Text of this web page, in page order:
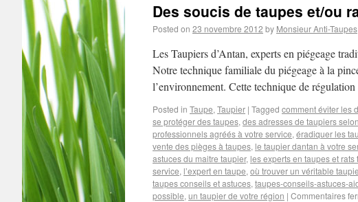
Des soucis de taupes et/ou
Posted on 23 novembre 2012 by Monsieur Anti-Taupes
Les Taupiers d’Antan, experts en piégeage
Notre technique familiale du piégeage à la
l’environnement. Cette technique de
Posted in Taupe, Taupier | Tagged comment éviter les
se protéger des taupes, des adresses de taupiers
professionnels agréés à votre service, éradiquer les
vente des pièges à taupes, le taupier dantan à votre
astuces du maitre taupier, les experts en taupes et rats
service, l’expert en taupe, où trouver un véritable
taupes conseils et astuces, taupes-conseils-astuces-
possible, un taupier de votre région | Commentaires